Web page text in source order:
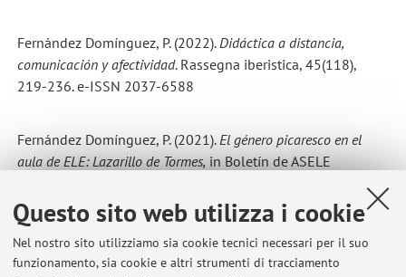
Questo sito web utilizza i cookie
Nel nostro sito utilizziamo sia cookie tecnici necessari per il suo
funzionamento, sia cookie e altri strumenti di tracciamento
Fernández Domínguez, P. (2022).Didáctica a distancia,
comunicación y afectividad. Rassegna iberistica, 45(118),
219-236. e-ISSN 2037-6588
Fernández Domínguez, P. (2021). El género picaresco en el
aula de ELE: Lazarillo de Tormes,in Boletín de ASELE
Extranjera) nº 62. ISSN: 1135-7002